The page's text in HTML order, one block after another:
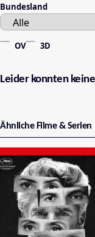
Bundesland
OV 3D
Leider konnten
Ähnliche Filme & Serien